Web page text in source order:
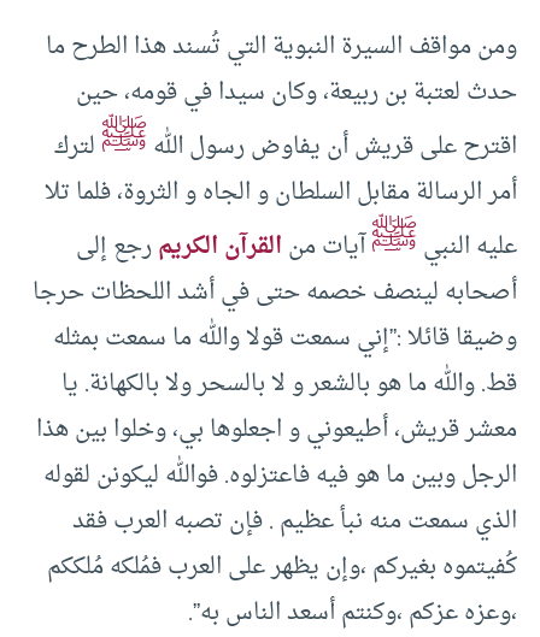
ومن مواقف السيرة النبوية التي تُسند هذا الطرح ما
حدث لعتبة بن ربيعة، وكان سيدا في قومه، حين
اقترح على قريش أن يفاوض رسول اللهﷺلترك
أمر الرسالة مقابل السلطان و الجاه و الثروة، فلما تلا
عليه النبيﷺآيات منالقرآن الكريمرجع إلى
أصحابه لينصف خصمه حتى في أشد اللحظات حرجا
وضيقا قائلا :”إني سمعت قولا والله ما سمعت بمثله
قط. والله ما هو بالشعر و لا بالسحر ولا بالكهانة. يا
معشر قريش، أطيعوني و اجعلوها بي، وخلوا بين هذا
الرجل وبين ما هو فيه فاعتزلوه. فوالله ليكونن لقوله
الذي سمعت منه نبأ عظيم . فإن تصبه العرب فقد
كُفيتموه بغيركم ،وإن يظهر على العرب فمُلكه مُلككم
،وعزه عزكم ،وكنتم أسعد الناس به”.